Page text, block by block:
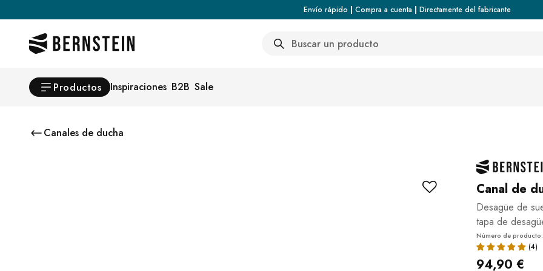
Envío rápido | Compra a cuenta | Directamente del fabricante
Search
Productos Inspiraciones B2B Sale
Canales de ducha
Canal de
Desagüe de
tapa de
Número de
94,90 €